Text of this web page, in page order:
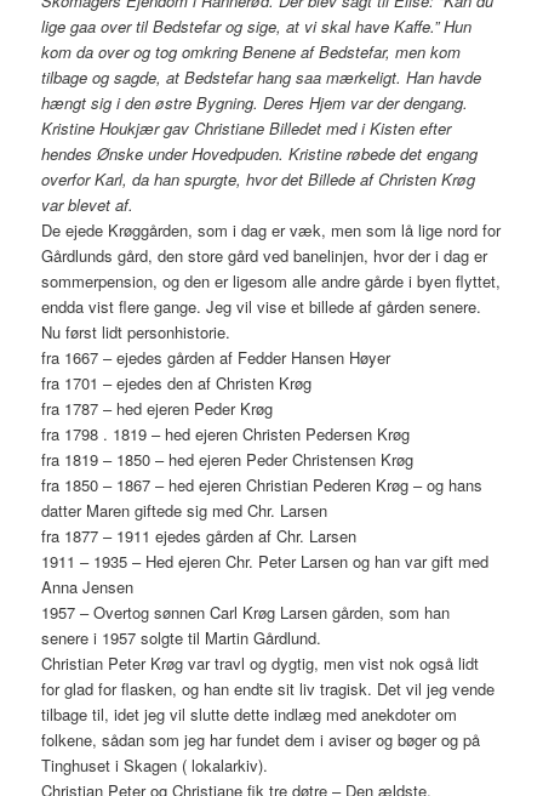
lige gaa over til Bedstefar og sige, at vi skal have Kaffe.” Hun
kom da over og tog omkring Benene af Bedstefar, men kom
tilbage og sagde, at Bedstefar hang saa mærkeligt. Han havde
hængt sig i den østre Bygning. Deres Hjem var der dengang.
Kristine Houkjær gav Christiane Billedet med i Kisten efter
hendes Ønske under Hovedpuden. Kristine røbede det engang
overfor Karl, da han spurgte, hvor det Billede af Christen Krøg
var blevet af.
De ejede Krøggården, som i dag er væk, men som lå lige nord for
Gårdlunds gård, den store gård ved banelinjen, hvor der i dag er
sommerpension, og den er ligesom alle andre gårde i byen flyttet,
endda vist flere gange. Jeg vil vise et billede af gården senere.
Nu først lidt personhistorie.
fra 1667 – ejedes gården af Fedder Hansen Høyer
fra 1701 – ejedes den af Christen Krøg
fra 1787 – hed ejeren Peder Krøg
fra 1798 . 1819 – hed ejeren Christen Pedersen Krøg
fra 1819 – 1850 – hed ejeren Peder Christensen Krøg
fra 1850 – 1867 – hed ejeren Christian Pederen Krøg – og hans
datter Maren giftede sig med Chr. Larsen
fra 1877 – 1911 ejedes gården af Chr. Larsen
1911 – 1935 – Hed ejeren Chr. Peter Larsen og han var gift med
Anna Jensen
1957 – Overtog sønnen Carl Krøg Larsen gården, som han
senere i 1957 solgte til Martin Gårdlund.
Christian Peter Krøg var travl og dygtig, men vist nok også lidt
for glad for flasken, og han endte sit liv tragisk. Det vil jeg vende
tilbage til, idet jeg vil slutte dette indlæg med anekdoter om
folkene, sådan som jeg har fundet dem i aviser og bøger og på
Tinghuset i Skagen ( lokalarkiv).
Christian Peter og Christiane fik tre døtre – Den ældste,